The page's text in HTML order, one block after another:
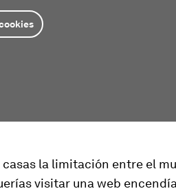
la limitación entre el
visitar una web